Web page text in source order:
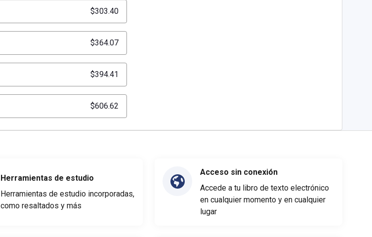
$303.40
$364.07
$394.41
$606.62
Herramientas de estudio
Herramientas de estudio incorporadas,
como resaltados y más
Acceso sin conexión
Accede a tu libro de texto electrónico
en cualquier momento y en cualquier
lugar